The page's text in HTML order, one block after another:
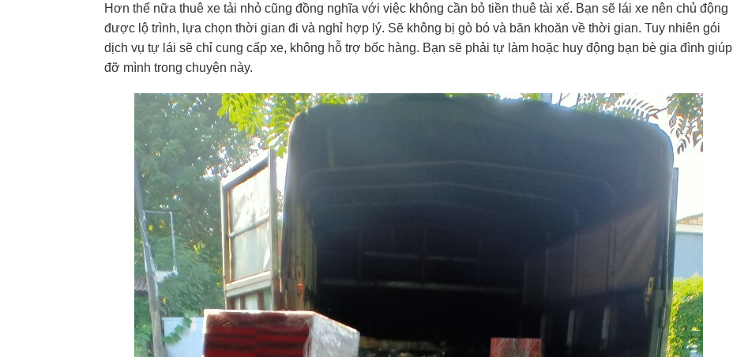
Hơn thế nữa thuê xe tải nhỏ cũng đồng nghĩa với việc không cần bỏ tiền thuê tài xế. Bạn sẽ lái xe nên chủ động
được lộ trình, lựa chọn thời gian đi và nghỉ hợp lý. Sẽ không bị gò bó và băn khoăn về thời gian. Tuy nhiên gói
dịch vụ tự lái sẽ chỉ cung cấp xe, không hỗ trợ bốc hàng. Bạn sẽ phải tự làm hoặc huy động bạn bè gia đình giúp
đỡ mình trong chuyện này.